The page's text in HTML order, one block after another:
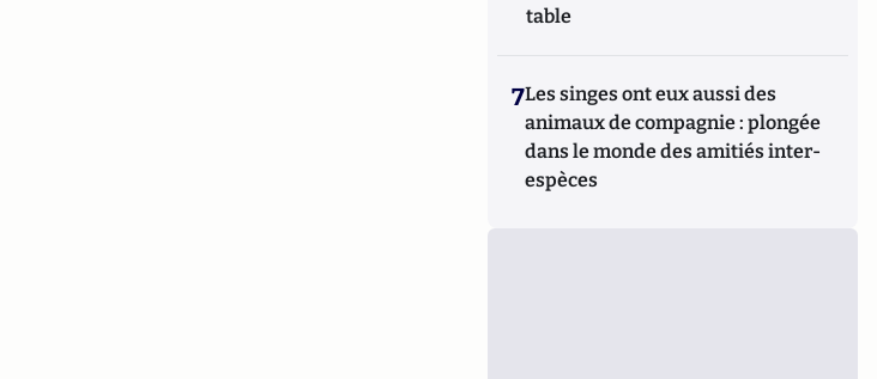
table
7Les singes ont eux aussi des
animaux de compagnie : plongée
dans le monde des amitiés inter-
espèces